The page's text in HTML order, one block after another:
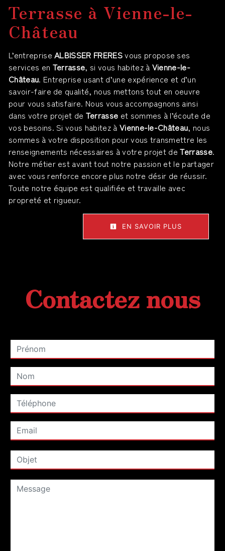
Terrasse à Vienne-le-
Château
L’entrepriseALBISSER FRERESvous propose ses
services en Terrasse, si vous habitez à Vienne-le-
Château. Entreprise usant d’une expérience et d’un
savoir-faire de qualité, nous mettons tout en oeuvre
pour vous satisfaire. Nous vous accompagnons ainsi
dans votre projet de Terrasse et sommes à l’écoute de
vos besoins. Si vous habitez à Vienne-le-Château, nous
sommes à votre disposition pour vous transmettre les
renseignements nécessaires à votre projet deTerrasse.
Notre métier est avant tout notre passion et le partager
avec vous renforce encore plus notre désir de réussir.
Toute notre équipe est qualifiée et travaille avec
propreté et rigueur.
EN SAVOIR PLUS
Contactez nous